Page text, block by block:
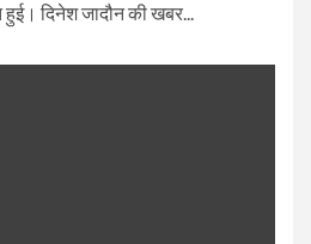
दिनेश जादौन की खबर...